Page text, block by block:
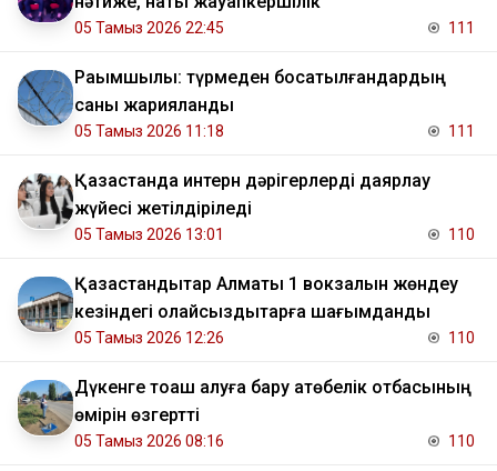
05 Тамыз 2026 22:45 111
Рақымшылық: түрмеден босатылғандардың
саны жарияланды
05 Тамыз 2026 11:18 111
Қазақстанда интерн дәрігерлерді даярлау
жүйесі жетілдіріледі
05 Тамыз 2026 13:01 110
Қазақстандықтар Алматы 1 вокзалын жөндеу
кезіндегі қолайсыздықтарға шағымданды
05 Тамыз 2026 12:26 110
Дүкенге тоқаш алуға бару ақтөбелік отбасының
өмірін өзгертті
05 Тамыз 2026 08:16 110